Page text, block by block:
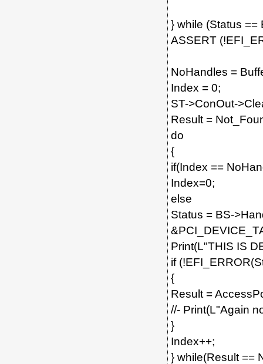
} while (Status ==
ASSERT
NoHandles =
Index = 0;
ST->ConOut-
Result =
do
{
if(Index ==
Index=0;
else
Status = BS-
Print(L"THIS IS
if
{
Result =
//- Print(L"Again
}
Index++;
} while(Result ==